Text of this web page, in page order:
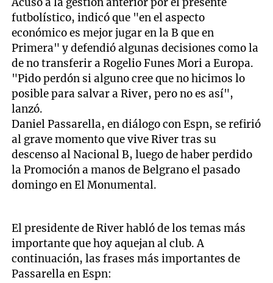
futbolístico, indicó que "en el aspecto
económico es mejor jugar en la B que en
Primera" y defendió algunas decisiones como la
de no transferir a Rogelio Funes Mori a Europa.
"Pido perdón si alguno cree que no hicimos lo
posible para salvar a River, pero no es así",
lanzó.
Daniel Passarella, en diálogo con Espn, se refirió
al grave momento que vive River tras su
descenso al Nacional B, luego de haber perdido
la Promoción a manos de Belgrano el pasado
domingo en El Monumental.
El presidente de River habló de los temas más
importante que hoy aquejan al club. A
continuación, las frases más importantes de
Passarella en Espn: